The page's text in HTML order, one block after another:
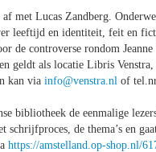
met Lucas Zandberg.
leeftijd en identiteit, feit en
de controverse rondom
geldt als locatie Libris
kan via info@venstra.nl of
bibliotheek de eenmalige
schrijfproces, de thema’s en
https://amstelland.op-shop.nl/